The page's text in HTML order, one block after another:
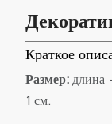
Краткое
Размер: длина
1 см.